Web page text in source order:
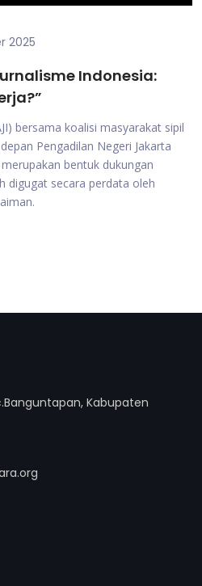
2025
Indonesia:
bersama koalisi masyarakat sipil
Pengadilan Negeri Jakarta
bentuk dukungan
digugat secara perdata oleh
Kabupaten